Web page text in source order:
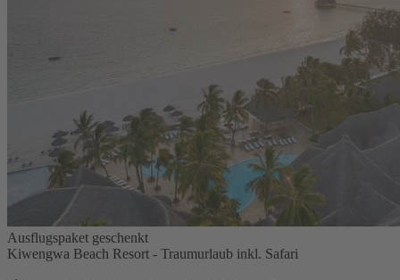
Ausflugspaket geschenkt
Kiwengwa Beach Resort - Traumurlaub inkl. Safari